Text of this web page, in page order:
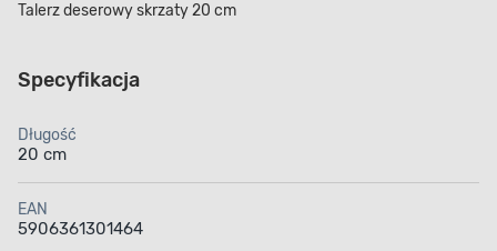
Talerz deserowy skrzaty 20 cm
Specyfikacja
Długość
20 cm
EAN
5906361301464